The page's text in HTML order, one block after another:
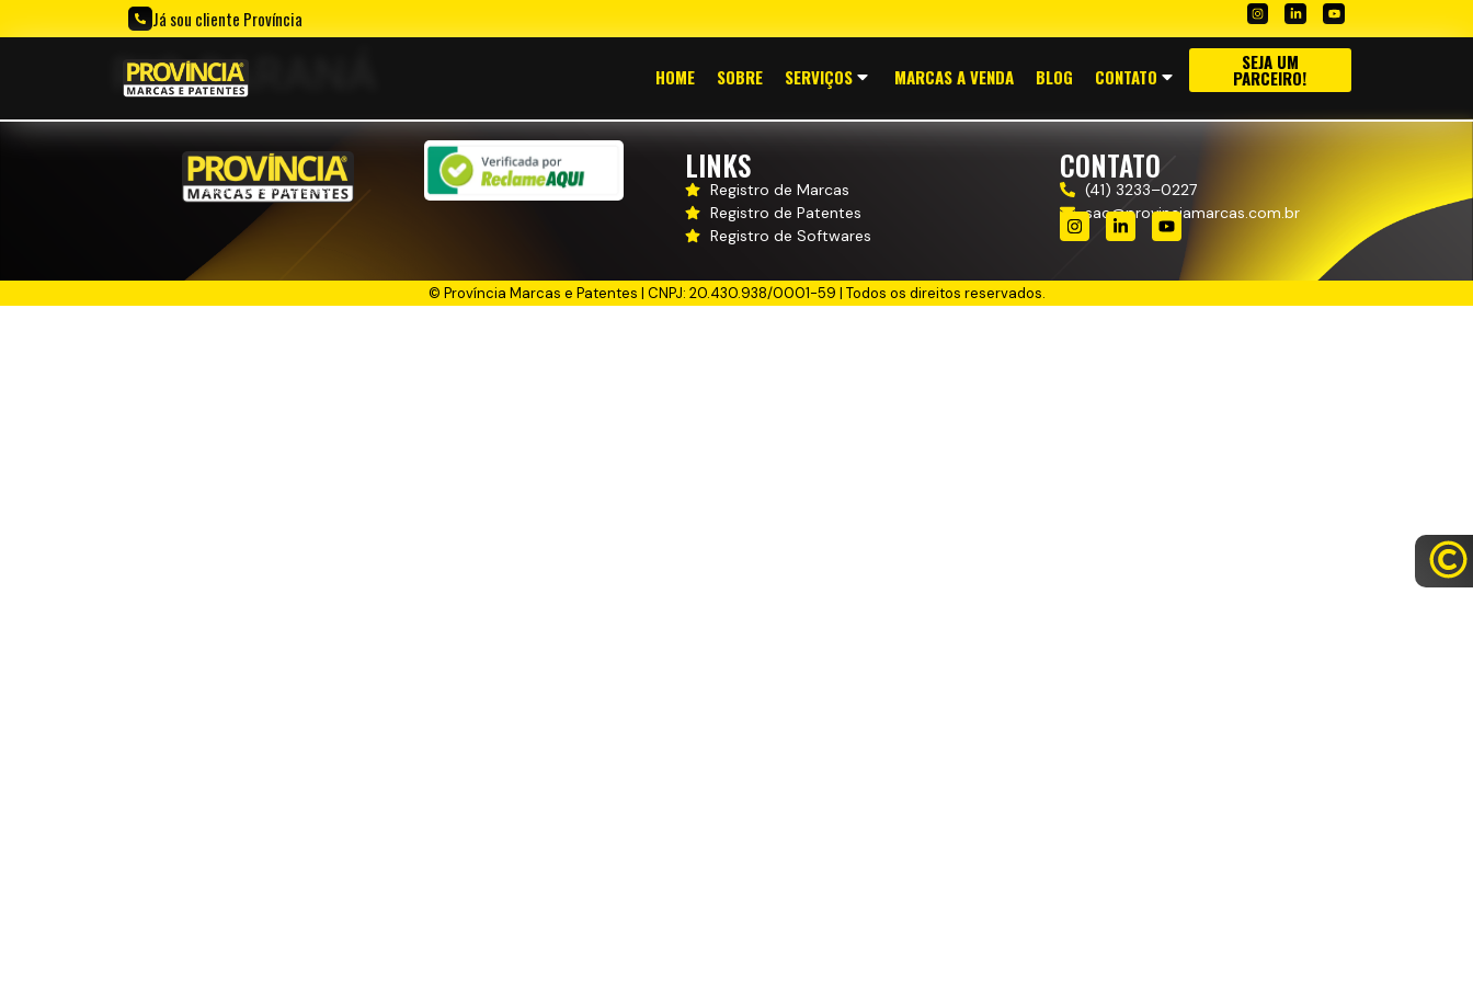
Já sou cliente Província
HOME SOBRE SERVIÇOS MARCAS A VENDA BLOG CONTATO
SEJA UM
PARCEIRO!
RIO PARANÁ
PENSOU. CRIOU. PROVÍCIA REGISTROU!
LINKS
Registro de Marcas
Registro de Patentes
Registro de Softwares
CONTATO
(41) 3233–0227
sac@provinciamarcas.com.br
© Província Marcas e Patentes | CNPJ: 20.430.938/0001-59 | Todos os direitos reservados.